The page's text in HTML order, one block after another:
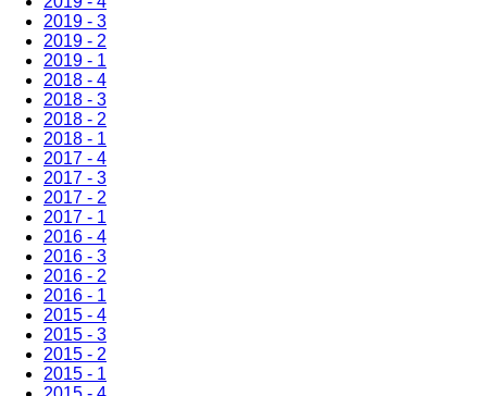
2019 - 3
2019 - 2
2019 - 1
2018 - 4
2018 - 3
2018 - 2
2018 - 1
2017 - 4
2017 - 3
2017 - 2
2017 - 1
2016 - 4
2016 - 3
2016 - 2
2016 - 1
2015 - 4
2015 - 3
2015 - 2
2015 - 1